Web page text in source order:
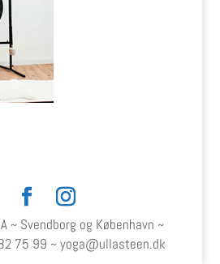
~ Svendborg og København ~
75 99 ~yoga@ullasteen.dk